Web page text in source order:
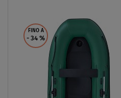
FINO A
- 34 %